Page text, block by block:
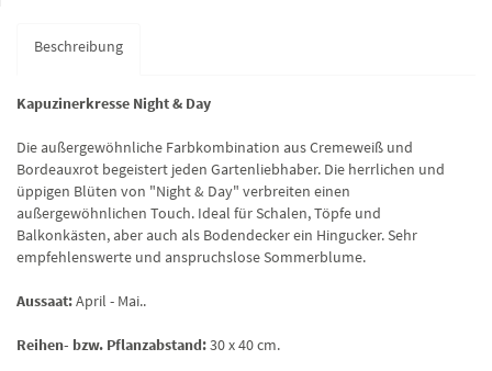
Beschreibung
Kapuzinerkresse Night & Day
Die außergewöhnliche Farbkombination aus Cremeweiß und
Bordeauxrot begeistert jeden Gartenliebhaber. Die herrlichen und
üppigen Blüten von "Night & Day" verbreiten einen
außergewöhnlichen Touch. Ideal für Schalen, Töpfe und
Balkonkästen, aber auch als Bodendecker ein Hingucker. Sehr
empfehlenswerte und anspruchslose Sommerblume.
Aussaat:April - Mai..
Reihen- bzw. Pflanzabstand:30 x 40 cm.